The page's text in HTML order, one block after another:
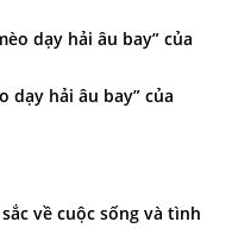
dạy hải âu bay” của